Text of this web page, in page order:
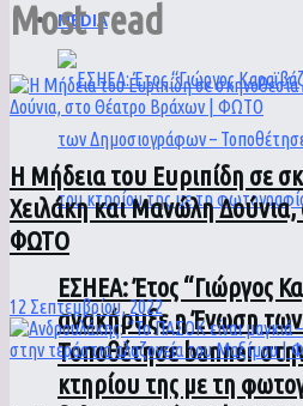
MEDIA
ΕΣΗΕΑ: Έτος “Γιώργος
ανακήρυξε η Ένωση
Τοποθέτησε banner
κτηρίου της με τη
Most read
Η Μήδεια του Ευριπίδη σε
Χειλάκη και Μανώλη
ΦΩΤΟ
12 Σεπτεμβρίου, 2022